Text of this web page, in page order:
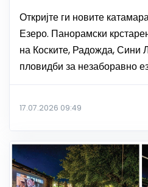
Откријте ги новите
Езеро. Панорамски
на Коските, Радожда, Сини
пловидби за незаборавно
17.07.2026 09:49